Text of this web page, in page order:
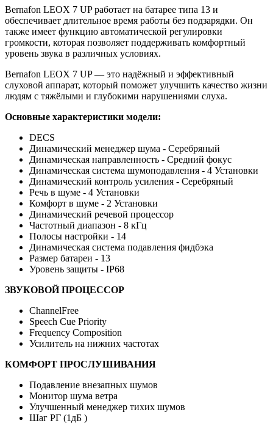
Bernafon LEOX 7 UPработает на батарее типа 13 и
обеспечивает длительное время работы без подзарядки. Он
также имеет функцию автоматической регулировки
громкости, которая позволяет поддерживать комфортный
уровень звука в различных условиях.
Bernafon LEOX 7 UP— это надёжный и эффективный
слуховой аппарат, который поможет улучшить качество жизни
людям с тяжёлыми и глубокими нарушениями слуха.
Основные характеристики модели:
DECS
Динамический менеджер шума - Серебряный
Динамическая направленность - Средний фокус
Динамическая система шумоподавления - 4 Установки
Динамический контроль усиления - Серебряный
Речь в шуме - 4 Установки
Комфорт в шуме - 2 Установки
Динамический речевой процессор
Частотный диапазон - 8 кГц
Полосы настройки - 14
Динамическая система подавления фидбэка
Размер батареи - 13
Уровень защиты - IP68
ЗВУКОВОЙ ПРОЦЕССОР
ChannelFree
Speech Cue Priority
Frequency Composition
Усилитель на нижних частотах
КОMФОРТ ПРОСЛУШИВАНИЯ
Подавление внезапных шумов
Монитор шума ветра
Улучшенный менеджер тихих шумов
Шаг РГ (1дБ )